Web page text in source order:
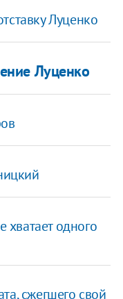
Луценко
Луценко
одного
сжегшего свой